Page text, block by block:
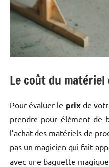
Le coût du
Pour évaluer le prixde
prendre pour élément de
l’achat des matériels de
pas un magicien qui fait
avec une baguette